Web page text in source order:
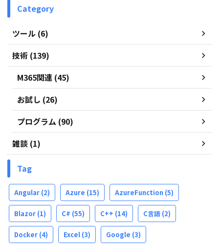
Category
ツール (6)
技術 (139)
M365関連 (45)
お試し (26)
プログラム (90)
雑談 (1)
Tag
Angular (2) Azure (15) AzureFunction (5)
Blazor (1) C# (55) C++ (14) C言語 (2)
Docker (4) Excel (3) Google (3)